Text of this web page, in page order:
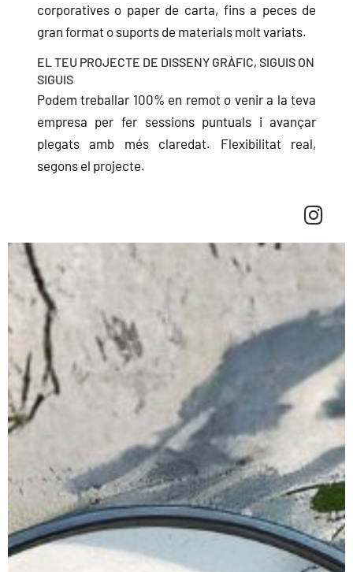
corporatives o paper de carta, fins a peces de
gran format o suports de materials molt variats.
EL TEU PROJECTE DE DISSENY GRÀFIC, SIGUIS ON
SIGUIS
Podem treballar 100% en remot o venir a la teva
empresa per fer sessions puntuals i avançar
plegats amb més claredat. Flexibilitat real,
segons el projecte.